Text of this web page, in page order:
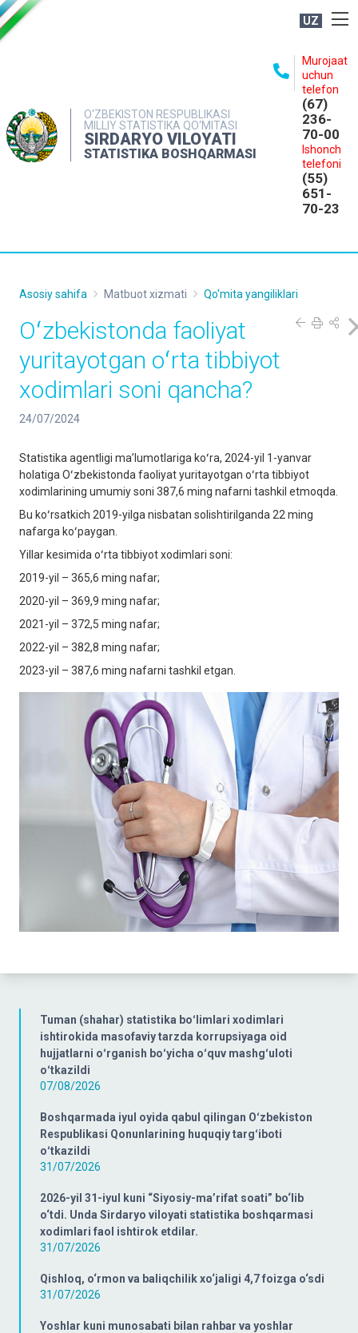
UZ
O‘ZBEKISTON RESPUBLIKASI
MILLIY STATISTIKA QO‘MITASI
SIRDARYO VILOYATI
STATISTIKA BOSHQARMASI
Murojaat
uchun
telefon
(67)
236-
70-00
Ishonch
telefoni
(55)
651-
70-23
NASHRLAR
INTERAKTIV XIZMATLAR
MATBUOT XIZMATI
Tuman (shahar) statistika boʻlimlari xodimlari
ishtirokida masofaviy tarzda korrupsiyaga oid
hujjatlarni oʻrganish boʻyicha oʻquv mashgʻuloti
oʻtkazildi
07/08/2026
Boshqarmada iyul oyida qabul qilingan Oʻzbekiston
Respublikasi Qonunlarining huquqiy targʻiboti
oʻtkazildi
31/07/2026
2026-yil 31-iyul kuni “Siyosiy-ma’rifat soati” bo‘lib
o‘tdi. Unda Sirdaryo viloyati statistika boshqarmasi
xodimlari faol ishtirok etdilar.
31/07/2026
Qishloq, o‘rmon va baliqchilik xo‘jaligi 4,7 foizga o‘sdi
31/07/2026
Yoshlar kuni munosabati bilan rahbar va yoshlar
Asosiy sahifa Matbuot xizmati Qo'mita yangiliklari
Oʻzbekistonda faoliyat
yuritayotgan oʻrta tibbiyot
xodimlari soni qancha?
24/07/2024
Statistika agentligi maʼlumotlariga koʻra, 2024-yil 1-yanvar
holatiga Oʻzbekistonda faoliyat yuritayotgan oʻrta tibbiyot
xodimlarining umumiy soni 387,6 ming nafarni tashkil etmoqda.
Bu koʻrsatkich 2019-yilga nisbatan solishtirilganda 22 ming
nafarga koʻpaygan.
Yillar kesimida oʻrta tibbiyot xodimlari soni:
2019-yil – 365,6 ming nafar;
2020-yil – 369,9 ming nafar;
2021-yil – 372,5 ming nafar;
2022-yil – 382,8 ming nafar;
2023-yil – 387,6 ming nafarni tashkil etgan.